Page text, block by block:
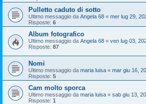
Pulletto caduto di sotto
Ultimo messaggio da Angela 68 « mer lug 29,
Risposte: 6
Album fotografico
Ultimo messaggio da Angela 68 « ven lug 03,
Risposte: 87
Nomi
Ultimo messaggio da maria luisa « mar giu 16,
Risposte: 5
Cam molto sporca
Ultimo messaggio da maria luisa « sab giu 13,
Risposte: 1